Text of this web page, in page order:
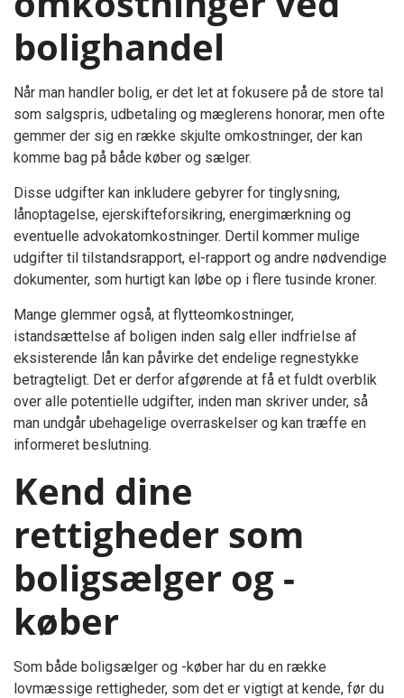
bolighandel
Når man handler bolig, er det let at fokusere på de store tal
som salgspris, udbetaling og mæglerens honorar, men ofte
gemmer der sig en række skjulte omkostninger, der kan
komme bag på både køber og sælger.
Disse udgifter kan inkludere gebyrer for tinglysning,
lånoptagelse, ejerskifteforsikring, energimærkning og
eventuelle advokatomkostninger. Dertil kommer mulige
udgifter til tilstandsrapport, el-rapport og andre nødvendige
dokumenter, som hurtigt kan løbe op i flere tusinde kroner.
Mange glemmer også, at flytteomkostninger,
istandsættelse af boligen inden salg eller indfrielse af
eksisterende lån kan påvirke det endelige regnestykke
betragteligt. Det er derfor afgørende at få et fuldt overblik
over alle potentielle udgifter, inden man skriver under, så
man undgår ubehagelige overraskelser og kan træffe en
informeret beslutning.
Kend dine
rettigheder som
boligsælger og -
køber
Som både boligsælger og -køber har du en række
lovmæssige rettigheder, som det er vigtigt at kende, før du